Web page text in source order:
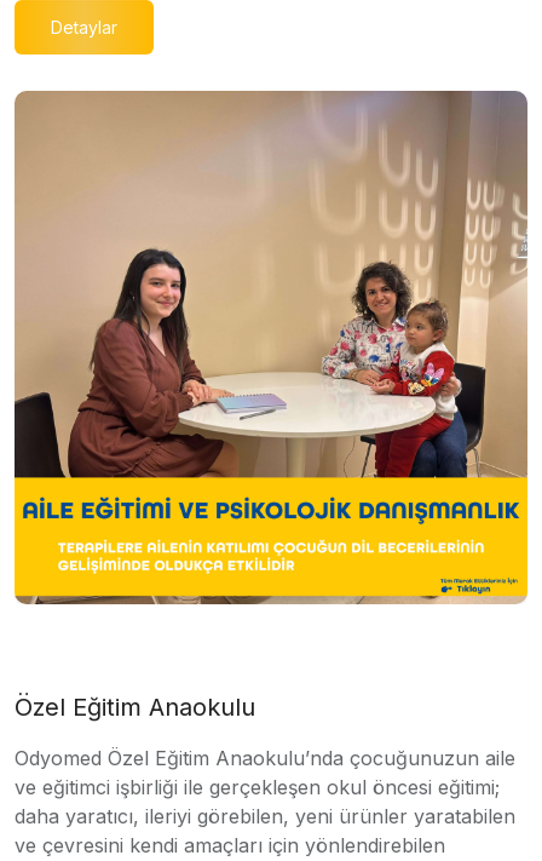
Detaylar
Özel Eğitim Anaokulu
Odyomed Özel Eğitim Anaokulu’nda çocuğunuzun aile
ve eğitimci işbirliği ile gerçekleşen okul öncesi eğitimi;
daha yaratıcı, ileriyi görebilen, yeni ürünler yaratabilen
ve çevresini kendi amaçları için yönlendirebilen